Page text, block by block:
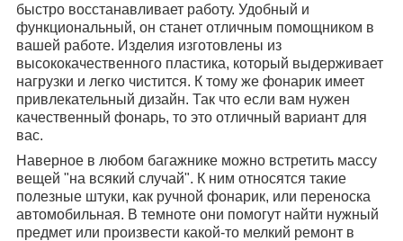
быстро восстанавливает работу. Удобный и
функциональный, он станет отличным помощником в
вашей работе. Изделия изготовлены из
высококачественного пластика, который выдерживает
нагрузки и легко чистится. К тому же фонарик имеет
привлекательный дизайн. Так что если вам нужен
качественный фонарь, то это отличный вариант для
вас.
Наверное в любом багажнике можно встретить массу
вещей "на всякий случай". К ним относятся такие
полезные штуки, как ручной фонарик, или переноска
автомобильная. В темноте они помогут найти нужный
предмет или произвести какой-то мелкий ремонт в